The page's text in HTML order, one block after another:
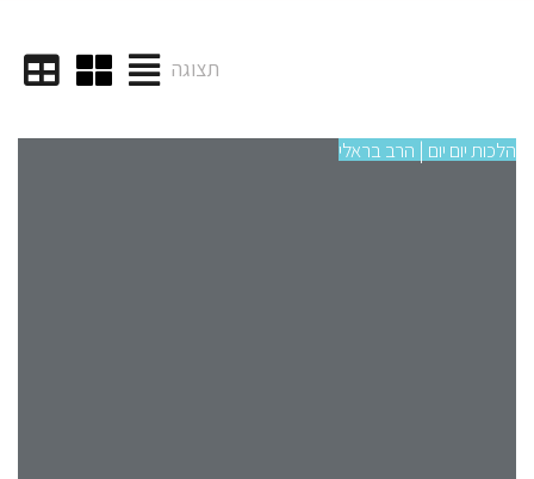
תצוגה
הלכות יום יום | הרב בראלי